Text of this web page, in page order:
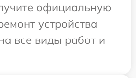
официальную
устройства
все виды работ и